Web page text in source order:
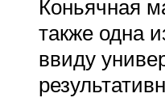
Коньячная
также одна
ввиду